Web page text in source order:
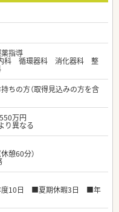
指導
内科 循環器科 消化器科 整
ちの方（取得見込みの方を含
万円
り異なる
休憩60分）
度10日 ■夏期休暇3日 ■年